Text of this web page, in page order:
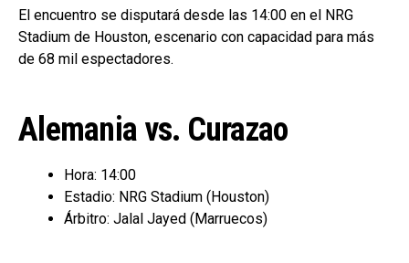
El encuentro se disputará desde las 14:00 en el NRG
Stadium de Houston, escenario con capacidad para más
de 68 mil espectadores.
Alemania vs. Curazao
Hora: 14:00
Estadio: NRG Stadium (Houston)
Árbitro: Jalal Jayed (Marruecos)